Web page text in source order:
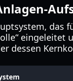
das
eingeleitet
dessen